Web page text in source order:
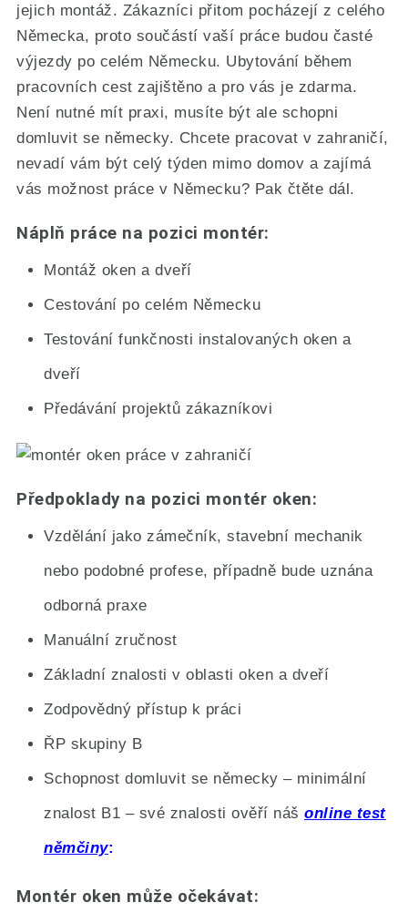
jejich montáž. Zákazníci přitom pocházejí z celého
Německa, proto součástí vaší práce budou časté
výjezdy po celém Německu. Ubytování během
pracovních cest zajištěno a pro vás je zdarma.
Není nutné mít praxi, musíte být ale schopni
domluvit se německy. Chcete pracovat v zahraničí,
nevadí vám být celý týden mimo domov a zajímá
vás možnost práce v Německu? Pak čtěte dál.
Náplň práce na pozici montér:
Montáž oken a dveří
Cestování po celém Německu
Testování funkčnosti instalovaných oken a
dveří
Předávání projektů zákazníkovi
Předpoklady na pozici montér oken:
Vzdělání jako zámečník, stavební mechanik
nebo podobné profese, případně bude uznána
odborná praxe
Manuální zručnost
Základní znalosti v oblasti oken a dveří
Zodpovědný přístup k práci
ŘP skupiny B
Schopnost domluvit se německy – minimální
znalost B1 – své znalosti ověří nášonline test
němčiny
Montér oken může očekávat: